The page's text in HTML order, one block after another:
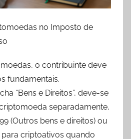
no Imposto de
o contribuinte deve
fundamentais.
“Bens e Direitos”, deve-se
separadamente,
(Outros bens e direitos) ou
criptoativos quando